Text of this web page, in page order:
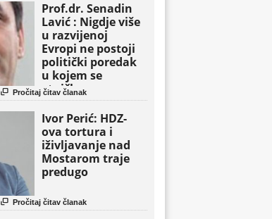
Prof.dr. Senadin
Lavić : Nigdje više
u razvijenoj
Evropi ne postoji
politički poredak
u kojem se
etničke grupe
pojavljuju kao
osnovne političke
jedinice
 Pročitaj čitav članak
Ivor Perić: HDZ-
ova tortura i
iživljavanje nad
Mostarom traje
predugo
 Pročitaj čitav članak